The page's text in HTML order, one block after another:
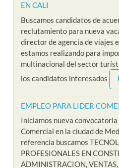
EN CALI
Buscamos candidatos de
reclutamiento para nueva
director de agencia de viajes
estamos realizando para
multinacional del sector
los candidatos interesados
EMPLEO PARA LIDER
Iniciamos nueva
Comercial en la ciudad de
referencia buscamos
PROFESIONALES EN
ADMINISTRACION,